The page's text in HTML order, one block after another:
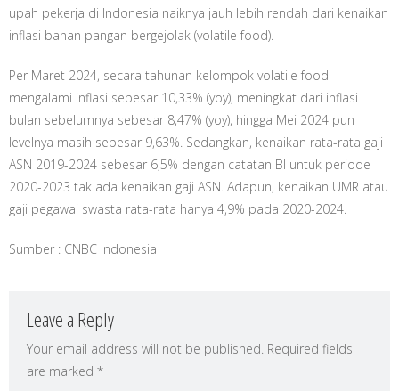
upah pekerja di Indonesia naiknya jauh lebih rendah dari kenaikan
inflasi bahan pangan bergejolak (volatile food).
Per Maret 2024, secara tahunan kelompok volatile food
mengalami inflasi sebesar 10,33% (yoy), meningkat dari inflasi
bulan sebelumnya sebesar 8,47% (yoy), hingga Mei 2024 pun
levelnya masih sebesar 9,63%. Sedangkan, kenaikan rata-rata gaji
ASN 2019-2024 sebesar 6,5% dengan catatan BI untuk periode
2020-2023 tak ada kenaikan gaji ASN. Adapun, kenaikan UMR atau
gaji pegawai swasta rata-rata hanya 4,9% pada 2020-2024.
Sumber : CNBC Indonesia
Leave a Reply
Your email address will not be published. Required fields
are marked *